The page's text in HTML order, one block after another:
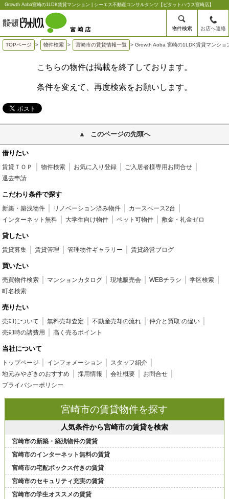
Growth Aoba宮崎の1LDK賃貸マンション | シーエス不動産コンサルタンツ【ピタットハウス宮崎店】
物件検索 お店へ連絡
TOPページ > 物件検索 > 宮崎市の賃貸情報一覧 > Growth Aoba 宮崎の1LDK賃貸マンショ
こちらの物件は掲載を終了しております。
条件を変えて、再度検索をお願いします。
このページの先頭へ
借りたい
賃貸ＴＯＰ 物件検索 お気に入り登録
ご入居者様専用お問合せ
退去申請
こだわり条件で探す
新築・築浅物件 リノベーション済み物件
カースペース2台
インターネット無料
大学生向け物件 ペット可物件 敷金・礼金ゼロ
貸したい
賃貸募集 賃貸管理 管理物件ギャラリー 賃貸経営ブログ
買いたい
売買物件検索 マンションカタログ 現地販売会 WEBチラシ
学区検索
町名検索
売りたい
売却について 無料売却査定 不動産売却の流れ
仲介と買取 の違い
売却時の諸費用
高く売るポイント
当社について
トップページ インフォメーション
スタッフ紹介
地元みやざきのおすすめ
採用情報 会社概要
お問合せ
プライバシーポリシー
宮崎市の賃貸物件を探す
人気条件から宮崎市の賃貸を検索
宮崎市の新築・築浅物件の賃貸
宮崎市のインターネット無料の賃貸
宮崎市の宅配ボックス付きの賃貸
宮崎市のセキュリティ充実の賃貸
宮崎市の学生オススメの賃貸